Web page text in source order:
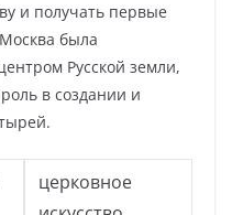
и получать первые
была
Русской земли,
в создании и
церковное